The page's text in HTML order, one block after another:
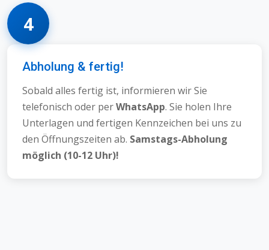
4
Abholung & fertig!
Sobald alles fertig ist, informieren wir Sie
telefonisch oder perWhatsApp. Sie holen Ihre
Unterlagen und fertigen Kennzeichen bei uns zu
den Öffnungszeiten ab. Samstags-Abholung
möglich (10-12 Uhr)!